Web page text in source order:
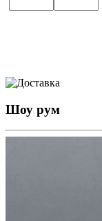
Шоу рум